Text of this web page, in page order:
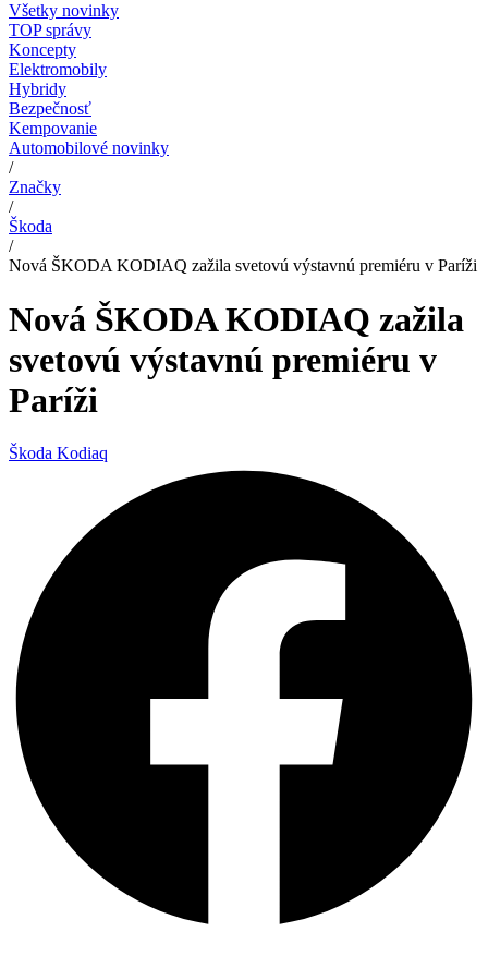
Všetky novinky
TOP správy
Koncepty
Elektromobily
Hybridy
Bezpečnosť
Kempovanie
Automobilové novinky
/
Značky
/
Škoda
/
Nová ŠKODA KODIAQ zažila svetovú výstavnú premiéru v Paríži
Nová ŠKODA KODIAQ zažila
svetovú výstavnú premiéru v
Paríži
Škoda Kodiaq